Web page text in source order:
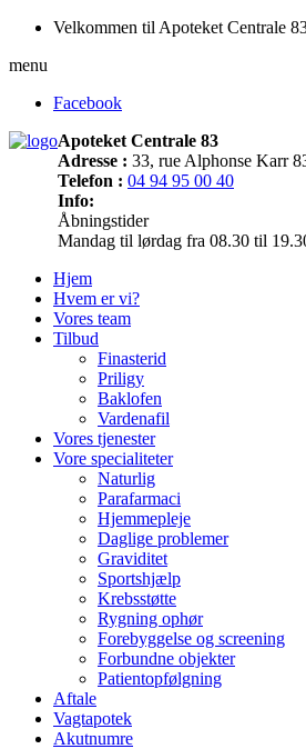
Velkommen til Apoteket Centrale
menu
Facebook
Apoteket Centrale 83
Adresse : 33, rue Alphonse Karr
Telefon : 04 94 95 00 40
Info:
Åbningstider
Mandag til lørdag fra 08.30 til
Hjem
Hvem er vi?
Vores team
Tilbud
Finasterid
Priligy
Baklofen
Vardenafil
Vores tjenester
Vore specialiteter
Naturlig
Parafarmaci
Hjemmepleje
Daglige problemer
Graviditet
Sportshjælp
Krebsstøtte
Rygning ophør
Forebyggelse og screening
Forbundne objekter
Patientopfølgning
Aftale
Vagtapotek
Akutnumre